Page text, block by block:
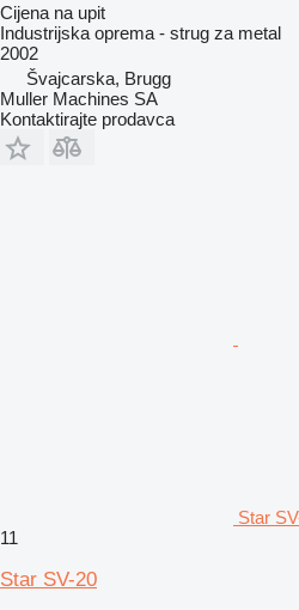
Cijena na upit
Industrijska oprema - strug za metal
2002
Švајcarska, Brugg
Muller Machines SA
Kontaktirajte prodavca
Star
11
Star SV-20